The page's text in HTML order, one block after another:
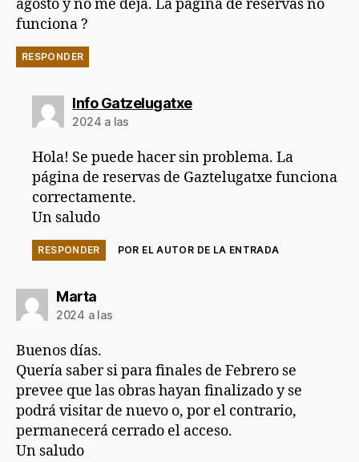
agosto y no me deja. La página de reservas no
funciona ?
RESPONDER
Info Gatzelugatxedice:
2024 a las
Hola! Se puede hacer sin problema. La
página de reservas de Gaztelugatxe funciona
correctamente.
Un saludo
RESPONDER POR EL AUTOR DE LA ENTRADA
Martadice:
2024 a las
Buenos días.
Quería saber si para finales de Febrero se
prevee que las obras hayan finalizado y se
podrá visitar de nuevo o, por el contrario,
permanecerá cerrado el acceso.
Un saludo